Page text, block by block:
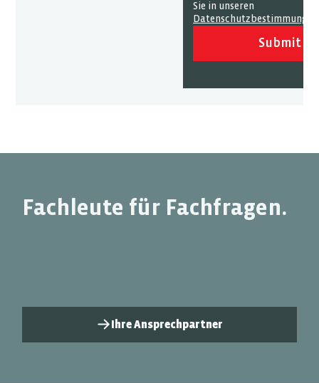
Sie in unseren
Datenschutzbestimmungen
Submit
Fachleute für Fachfragen.
Ihre Ansprechpartner